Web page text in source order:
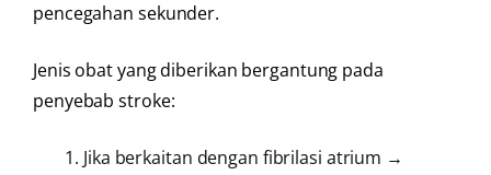
pencegahan sekunder.
Jenis obat yang diberikan bergantung pada
penyebab stroke:
Jika berkaitan dengan fibrilasi atrium →